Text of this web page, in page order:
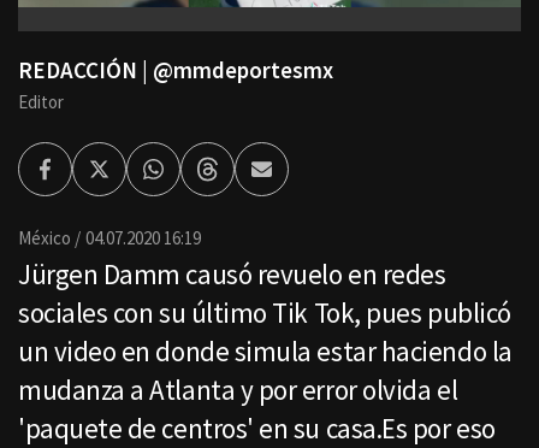
REDACCIÓN | @mmdeportesmx
Editor
FacebookTwitterWhatsappThreadsEnviar
por
México 04.07.2020 16:19
Jürgen Damm causó revuelo en redes
sociales con su último Tik Tok, pues publicó
un video en donde simula estar haciendo la
mudanza a Atlanta y por error olvida el
'paquete de centros' en su casa.Es por eso